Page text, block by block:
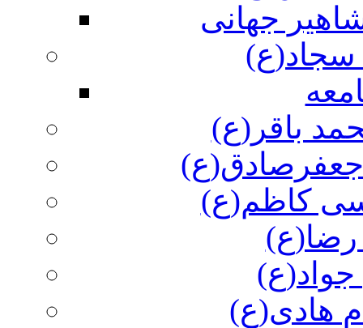
جهانی
سجاد(ع)
باقر(ع)
جعفرصادق(ع)
کاظم(ع)
هادی(ع)